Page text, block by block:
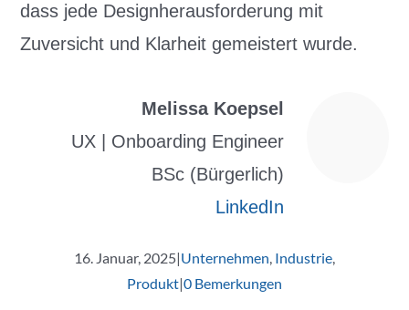
dass jede Designherausforderung mit
Zuversicht und Klarheit gemeistert wurde.
Melissa Koepsel
UX | Onboarding Engineer
BSc (Bürgerlich)
LinkedIn
16. Januar, 2025|Unternehmen, Industrie,
Produkt|0 Bemerkungen